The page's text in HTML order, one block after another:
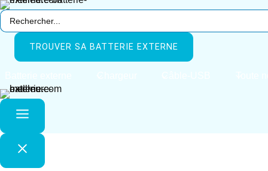
Aller
contenu
Search
…
TROUVER SA BATTERIE EXTERNE